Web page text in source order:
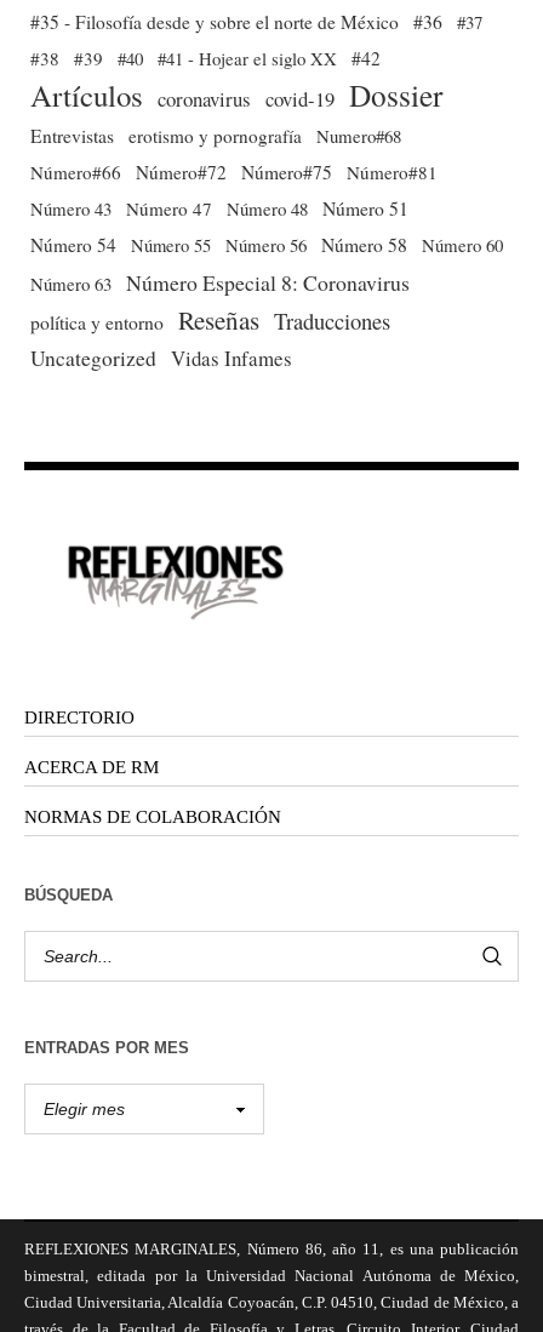
#35 - Filosofía desde y sobre el norte de México #36 #37
#38
#39 #40 #41 - Hojear el siglo XX #42
Artículos coronavirus covid-19 Dossier
Entrevistas erotismo y pornografía Numero#68
Número#66
Número#72 Número#75
Número#81
Número 43 Número 47 Número 48 Número 51
Número 54 Número 55 Número 56 Número 58
Número 60
Número 63 Número Especial 8: Coronavirus
política y entorno Reseñas Traducciones
Uncategorized Vidas Infames
DIRECTORIO
ACERCA DE RM
NORMAS DE COLABORACIÓN
BÚSQUEDA
ENTRADAS POR MES
REFLEXIONES MARGINALES, Número 86, año 11, es una publicación
bimestral, editada por la Universidad Nacional Autónoma de México,
Ciudad Universitaria, Alcaldía Coyoacán, C.P. 04510, Ciudad de México, a